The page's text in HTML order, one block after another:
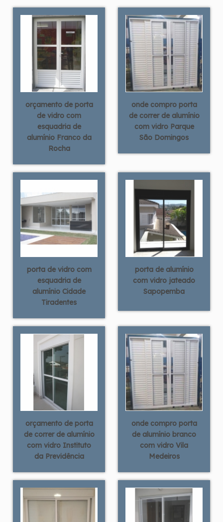
orçamento de porta
de vidro com
esquadria de
alumínio Franco da
Rocha
onde compro porta
de correr de alumínio
com vidro Parque
São Domingos
porta de vidro com
esquadria de
alumínio Cidade
Tiradentes
porta de alumínio
com vidro jateado
Sapopemba
orçamento de porta
de correr de alumínio
com vidro Instituto
da Previdência
onde compro porta
de alumínio branco
com vidro Vila
Medeiros